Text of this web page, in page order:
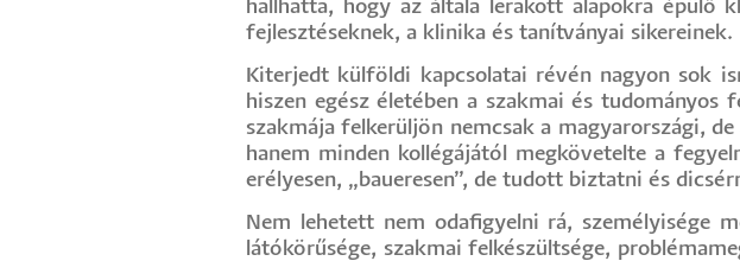
hallhatta, hogy az általa lerakott alapokra épülő
fejlesztéseknek, a klinika és tanítványai sikereinek.
Kiterjedt külföldi kapcsolatai révén nagyon sok
hiszen egész életében a szakmai és
szakmája felkerüljön nemcsak a magyarországi,
hanem minden kollégájától megkövetelte a
erélyesen, „baueresen”, de tudott biztatni és
Nem lehetett nem odafigyelni rá, személyisége
látókörűsége, szakmai felkészültsége,